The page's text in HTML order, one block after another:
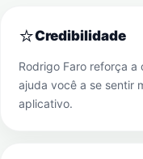
⭐Credibilidade
Rodrigo Faro reforça a
ajuda você a se sentir
aplicativo.